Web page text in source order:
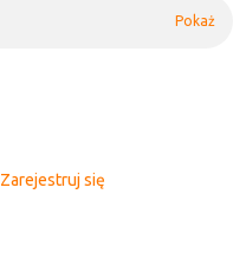
Pokaż
Zarejestruj się